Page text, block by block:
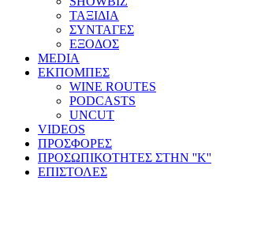
ΤΑΞΙΔΙΑ
ΣΥΝΤΑΓΕΣ
ΕΞΟΔΟΣ
MEDIA
ΕΚΠΟΜΠΕΣ
WINE ROUTES
PODCASTS
UNCUT
VIDEOS
ΠΡΟΣΦΟΡΕΣ
ΠΡΟΣΩΠΙΚΟΤΗΤΕΣ ΣΤΗΝ ''Κ''
ΕΠΙΣΤΟΛΕΣ